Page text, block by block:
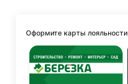
Оформите карты лояльности